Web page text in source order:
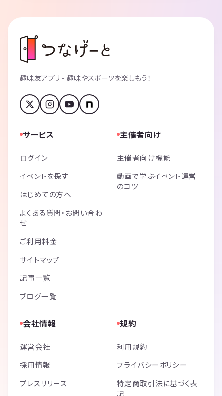
趣味友アプリ - 趣味やスポーツを楽しもう！
サービス
ログイン
イベントを探す
はじめての方へ
よくある質問・お問い合わ
せ
ご利用料金
サイトマップ
記事一覧
ブログ一覧
主催者向け
主催者向け機能
動画で学ぶイベント運営
のコツ
会社情報
運営会社
採用情報
プレスリリース
規約
利用規約
プライバシーポリシー
特定商取引法に基づく表
記